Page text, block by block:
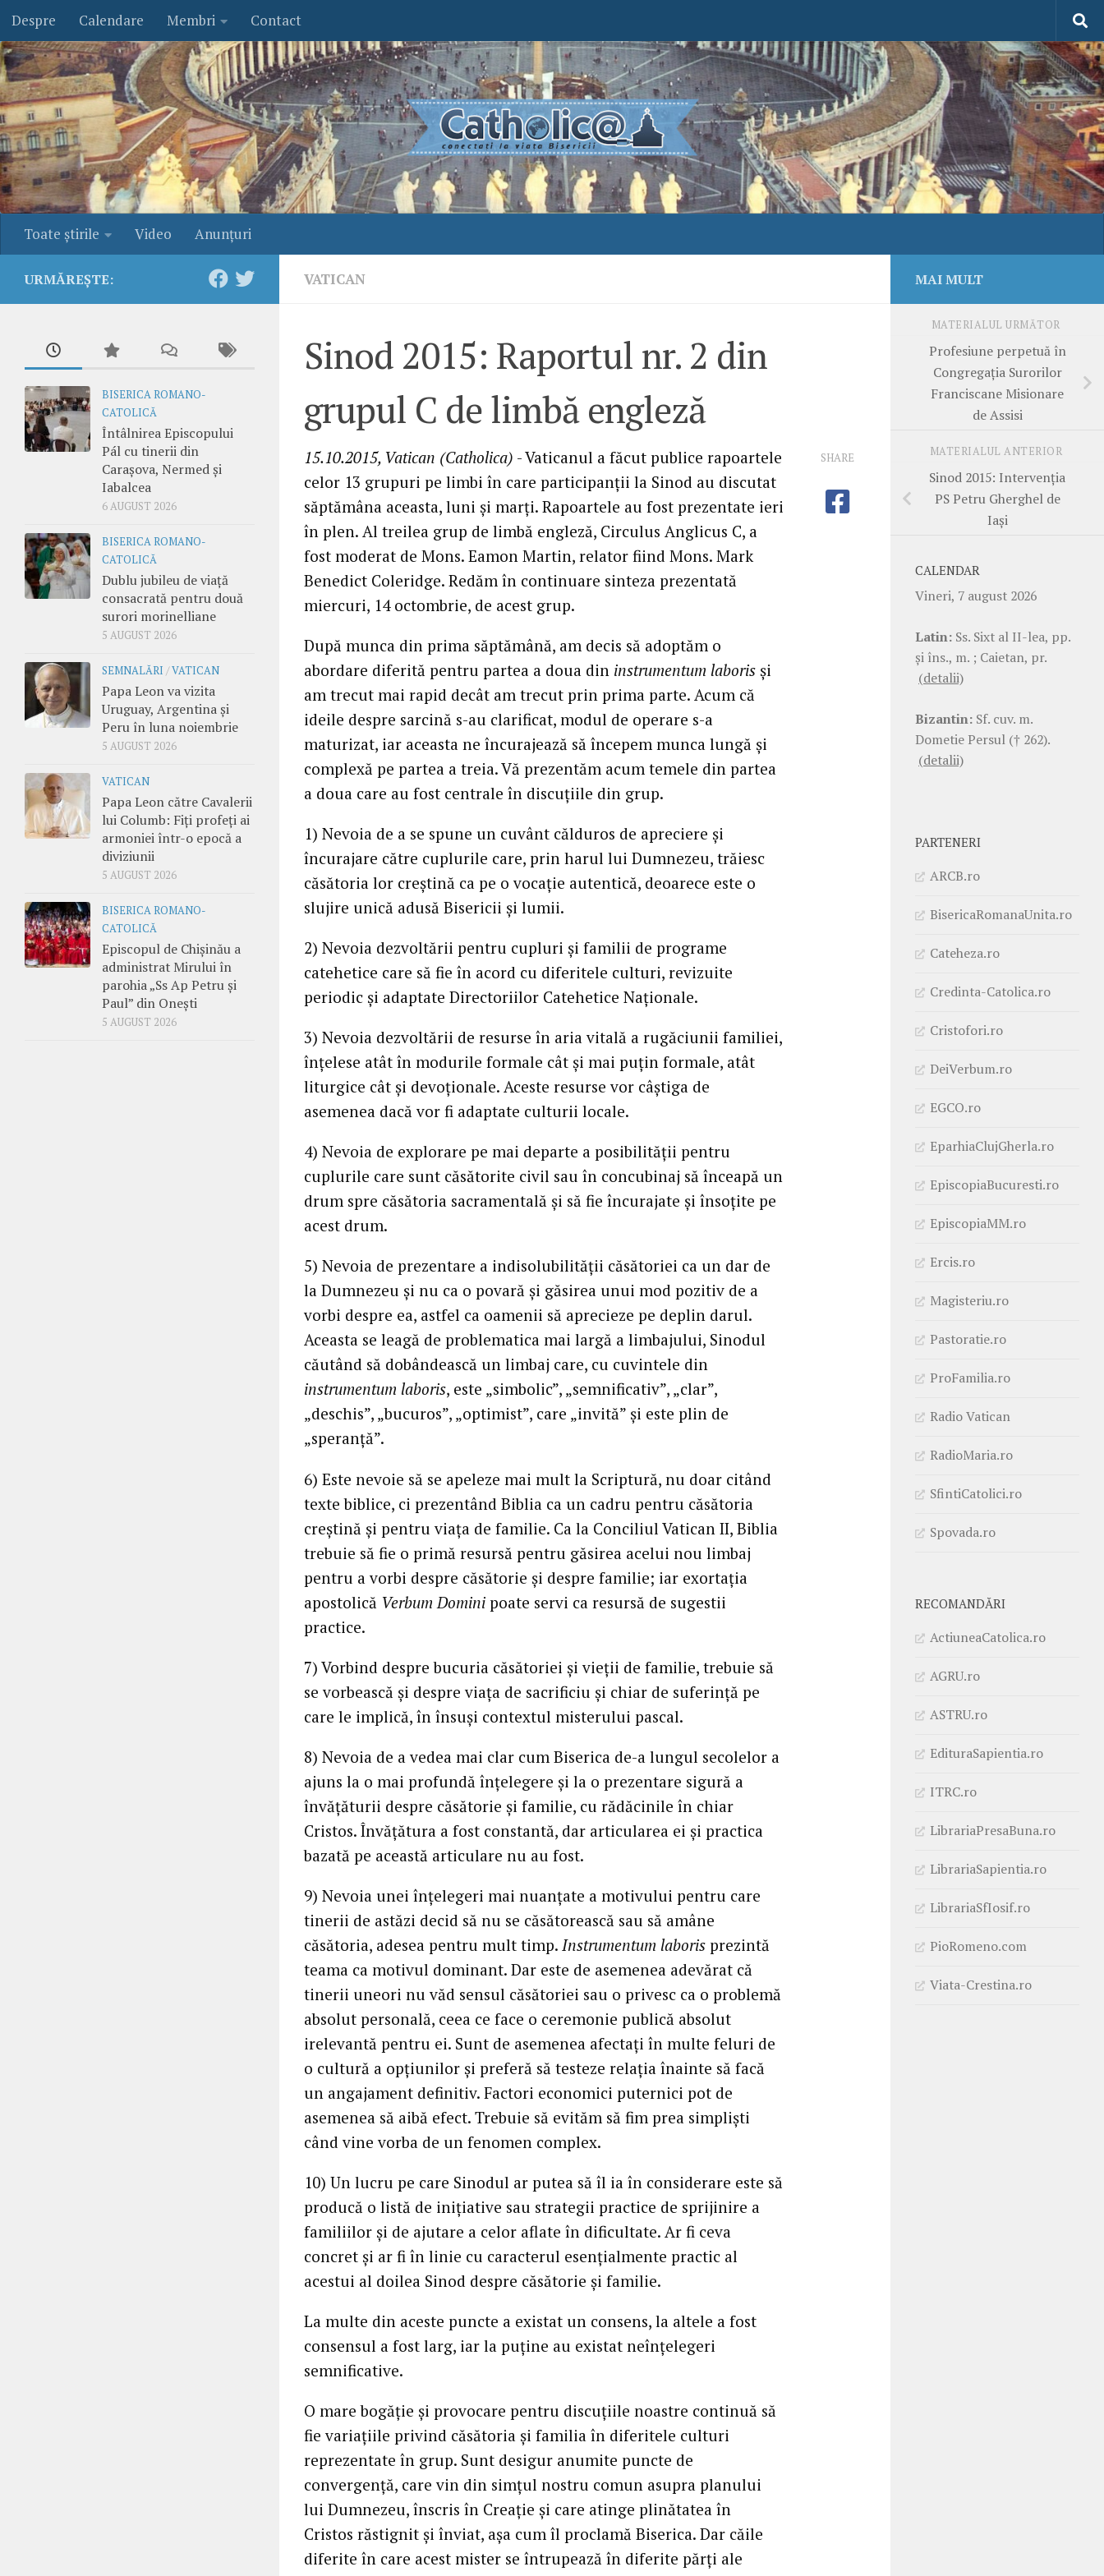
Skip to content
Despre Calendare Membri Contact
Toate ştirile Video Anunţuri
VATICAN
Sinod 2015: Raportul nr. 2 din
grupul C de limbă engleză
15.10.2015, Vatican (Catholica) - Vaticanul a făcut publice rapoartele
celor 13 grupuri pe limbi în care participanții la Sinod au discutat
săptămâna aceasta, luni și marți. Rapoartele au fost prezentate ieri
în plen. Al treilea grup de limbă engleză, Circulus Anglicus C, a
fost moderat de Mons. Eamon Martin, relator fiind Mons. Mark
Benedict Coleridge. Redăm în continuare sinteza prezentată
miercuri, 14 octombrie, de acest grup.
După munca din prima săptămână, am decis să adoptăm o
abordare diferită pentru partea a doua din instrumentum laboris și
am trecut mai rapid decât am trecut prin prima parte. Acum că
ideile despre sarcină s-au clarificat, modul de operare s-a
maturizat, iar aceasta ne încurajează să începem munca lungă și
complexă pe partea a treia. Vă prezentăm acum temele din partea
a doua care au fost centrale în discuțiile din grup.
1) Nevoia de a se spune un cuvânt călduros de apreciere și
încurajare către cuplurile care, prin harul lui Dumnezeu, trăiesc
căsătoria lor creștină ca pe o vocație autentică, deoarece este o
slujire unică adusă Bisericii și lumii.
2) Nevoia dezvoltării pentru cupluri și familii de programe
catehetice care să fie în acord cu diferitele culturi, revizuite
periodic și adaptate Directoriilor Catehetice Naționale.
3) Nevoia dezvoltării de resurse în aria vitală a rugăciunii familiei,
înțelese atât în modurile formale cât și mai puțin formale, atât
liturgice cât și devoționale. Aceste resurse vor câștiga de
asemenea dacă vor fi adaptate culturii locale.
4) Nevoia de explorare pe mai departe a posibilității pentru
cuplurile care sunt căsătorite civil sau în concubinaj să înceapă un
drum spre căsătoria sacramentală și să fie încurajate și însoțite pe
acest drum.
5) Nevoia de prezentare a indisolubilității căsătoriei ca un dar de
la Dumnezeu și nu ca o povară și găsirea unui mod pozitiv de a
vorbi despre ea, astfel ca oamenii să aprecieze pe deplin darul.
Aceasta se leagă de problematica mai largă a limbajului, Sinodul
căutând să dobândească un limbaj care, cu cuvintele din
instrumentum laboris, este „simbolic”, „semnificativ”, „clar”,
„deschis”, „bucuros”, „optimist”, care „invită” și este plin de
„speranță”.
6) Este nevoie să se apeleze mai mult la Scriptură, nu doar citând
texte biblice, ci prezentând Biblia ca un cadru pentru căsătoria
creștină și pentru viața de familie. Ca la Conciliul Vatican II, Biblia
trebuie să fie o primă resursă pentru găsirea acelui nou limbaj
pentru a vorbi despre căsătorie și despre familie; iar exortația
apostolică Verbum Domini poate servi ca resursă de sugestii
practice.
7) Vorbind despre bucuria căsătoriei și vieții de familie, trebuie să
se vorbească și despre viața de sacrificiu și chiar de suferință pe
care le implică, în însuși contextul misterului pascal.
8) Nevoia de a vedea mai clar cum Biserica de-a lungul secolelor a
ajuns la o mai profundă înțelegere și la o prezentare sigură a
învățăturii despre căsătorie și familie, cu rădăcinile în chiar
Cristos. Învățătura a fost constantă, dar articularea ei și practica
bazată pe această articulare nu au fost.
9) Nevoia unei înțelegeri mai nuanțate a motivului pentru care
tinerii de astăzi decid să nu se căsătorească sau să amâne
căsătoria, adesea pentru mult timp. Instrumentum laboris prezintă
teama ca motivul dominant. Dar este de asemenea adevărat că
tinerii uneori nu văd sensul căsătoriei sau o privesc ca o problemă
absolut personală, ceea ce face o ceremonie publică absolut
irelevantă pentru ei. Sunt de asemenea afectați în multe feluri de
o cultură a opțiunilor și preferă să testeze relația înainte să facă
un angajament definitiv. Factori economici puternici pot de
asemenea să aibă efect. Trebuie să evităm să fim prea simpliști
când vine vorba de un fenomen complex.
10) Un lucru pe care Sinodul ar putea să îl ia în considerare este să
producă o listă de inițiative sau strategii practice de sprijinire a
familiilor și de ajutare a celor aflate în dificultate. Ar fi ceva
concret și ar fi în linie cu caracterul esențialmente practic al
acestui al doilea Sinod despre căsătorie și familie.
La multe din aceste puncte a existat un consens, la altele a fost
consensul a fost larg, iar la puține au existat neînțelegeri
semnificative.
O mare bogăție și provocare pentru discuțiile noastre continuă să
fie variațiile privind căsătoria și familia în diferitele culturi
reprezentate în grup. Sunt desigur anumite puncte de
convergență, care vin din simțul nostru comun asupra planului
lui Dumnezeu, înscris în Creație și care atinge plinătatea în
Cristos răstignit și înviat, așa cum îl proclamă Biserica. Dar căile
diferite în care acest mister se întrupează în diferite părți ale
SHARE
URMĂREȘTE:
BISERICA ROMANO-
CATOLICĂ
Întâlnirea Episcopului
Pál cu tinerii din
Carașova, Nermed și
Iabalcea
6 AUGUST 2026
BISERICA ROMANO-
CATOLICĂ
Dublu jubileu de viață
consacrată pentru două
surori morinelliane
5 AUGUST 2026
SEMNALĂRI /VATICAN
Papa Leon va vizita
Uruguay, Argentina și
Peru în luna noiembrie
5 AUGUST 2026
VATICAN
Papa Leon către Cavalerii
lui Columb: Fiți profeți ai
armoniei într-o epocă a
diviziunii
5 AUGUST 2026
BISERICA ROMANO-
CATOLICĂ
Episcopul de Chișinău a
administrat Mirului în
parohia „Ss Ap Petru și
Paul” din Onești
5 AUGUST 2026
MAI MULT
MATERIALUL URMĂTOR
Profesiune perpetuă în
Congregația Surorilor
Franciscane Misionare
de Assisi
MATERIALUL ANTERIOR
Sinod 2015: Intervenția
PS Petru Gherghel de
Iași
CALENDAR
Vineri, 7 august 2026
Latin: Ss. Sixt al II-lea, pp.
şi îns., m. ; Caietan, pr.
(detalii)
Bizantin: Sf. cuv. m.
Dometie Persul († 262).
(detalii)
PARTENERI
ARCB.ro
BisericaRomanaUnita.ro
Cateheza.ro
Credinta-Catolica.ro
Cristofori.ro
DeiVerbum.ro
EGCO.ro
EparhiaClujGherla.ro
EpiscopiaBucuresti.ro
EpiscopiaMM.ro
Ercis.ro
Magisteriu.ro
Pastoratie.ro
ProFamilia.ro
Radio Vatican
RadioMaria.ro
SfintiCatolici.ro
Spovada.ro
RECOMANDĂRI
ActiuneaCatolica.ro
AGRU.ro
ASTRU.ro
EdituraSapientia.ro
ITRC.ro
LibrariaPresaBuna.ro
LibrariaSapientia.ro
LibrariaSfIosif.ro
PioRomeno.com
Viata-Crestina.ro